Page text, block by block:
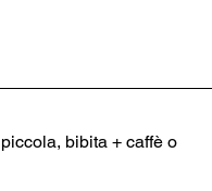
bibita + caffè o